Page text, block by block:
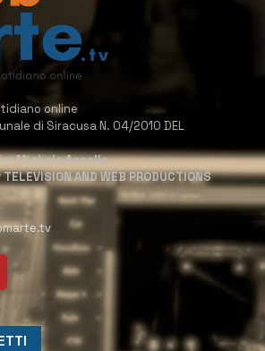
online
di Siracusa N. 04/2010 DEL
Michele Accolla
TELEVISION AND WEB PRODUCTIONS